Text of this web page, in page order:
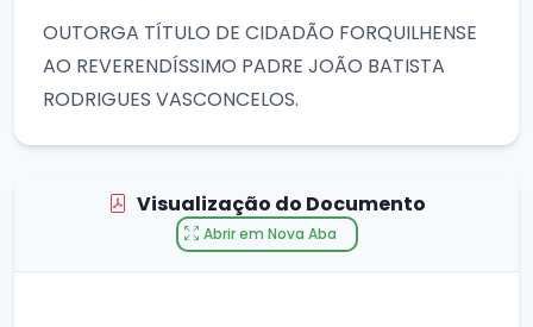
OUTORGA TÍTULO DE CIDADÃO FORQUILHENSE
AO REVERENDÍSSIMO PADRE JOÃO BATISTA
RODRIGUES VASCONCELOS.
Visualização do Documento
Abrir em Nova Aba